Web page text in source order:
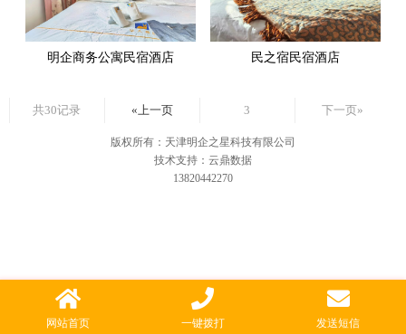
明企商务公寓民宿酒店 民之宿民宿酒店
共30记录 «上一页 3 下一页»
版权所有：天津明企之星科技有限公司
技术支持：云鼎数据
13820442270
网站首页 一键拨打 发送短信